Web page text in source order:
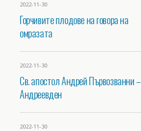
2022-11-30
Горчивите плодове на говора на
омразата
2022-11-30
Св. апостол Андрей Първозванни –
Андреевден
2022-11-30